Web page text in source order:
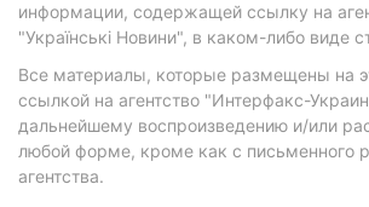
информации, содержащей ссылку на
"Українські Новини", в каком-либо виде
Все материалы, которые размещены на
ссылкой на агентство "Интерфакс-
дальнейшему воспроизведению и/или
любой форме, кроме как с письменного
агентства.